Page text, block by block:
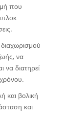
που
να
να διατηρεί
και βολική
και